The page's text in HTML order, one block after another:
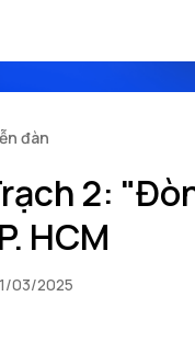
đàn
2:
HCM
03/2025